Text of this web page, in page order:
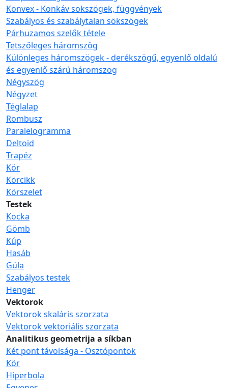
Konvex - Konkáv sokszögek, függvények
Szabályos és szabálytalan sökszögek
Párhuzamos szelők tétele
Tetszőleges háromszög
Különleges háromszögek - derékszögű, egyenlő oldalú
és egyenlő szárú háromszög
Négyszög
Négyzet
Téglalap
Rombusz
Paralelogramma
Deltoid
Trapéz
Kör
Körcikk
Körszelet
Testek
Kocka
Gömb
Kúp
Hasáb
Gúla
Szabályos testek
Henger
Vektorok
Vektorok skaláris szorzata
Vektorok vektoriális szorzata
Analitikus geometrija a síkban
Két pont távolsága - Osztópontok
Kör
Hiperbola